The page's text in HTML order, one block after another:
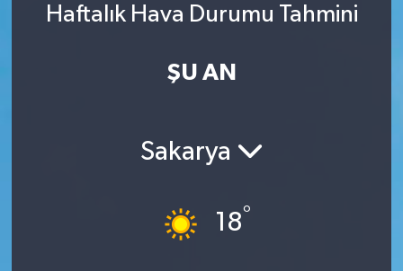
Haftalık Hava Durumu Tahmini
ŞU AN
Sakarya
18°